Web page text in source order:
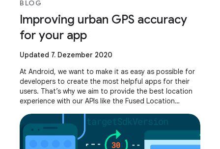
BLOG
Improving urban GPS accuracy
for your app
Updated 7. Dezember 2020
At Android, we want to make it as easy as possible for
developers to create the most helpful apps for their
users. That’s why we aim to provide the best location
experience with our APIs like the Fused Location